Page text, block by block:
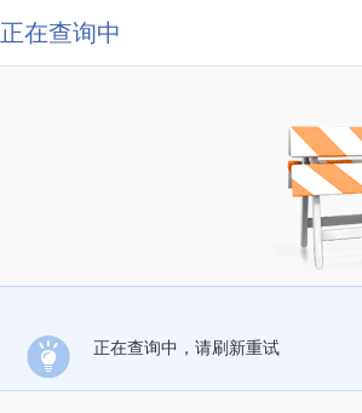
正在查询中
正在查询中，请刷新重试